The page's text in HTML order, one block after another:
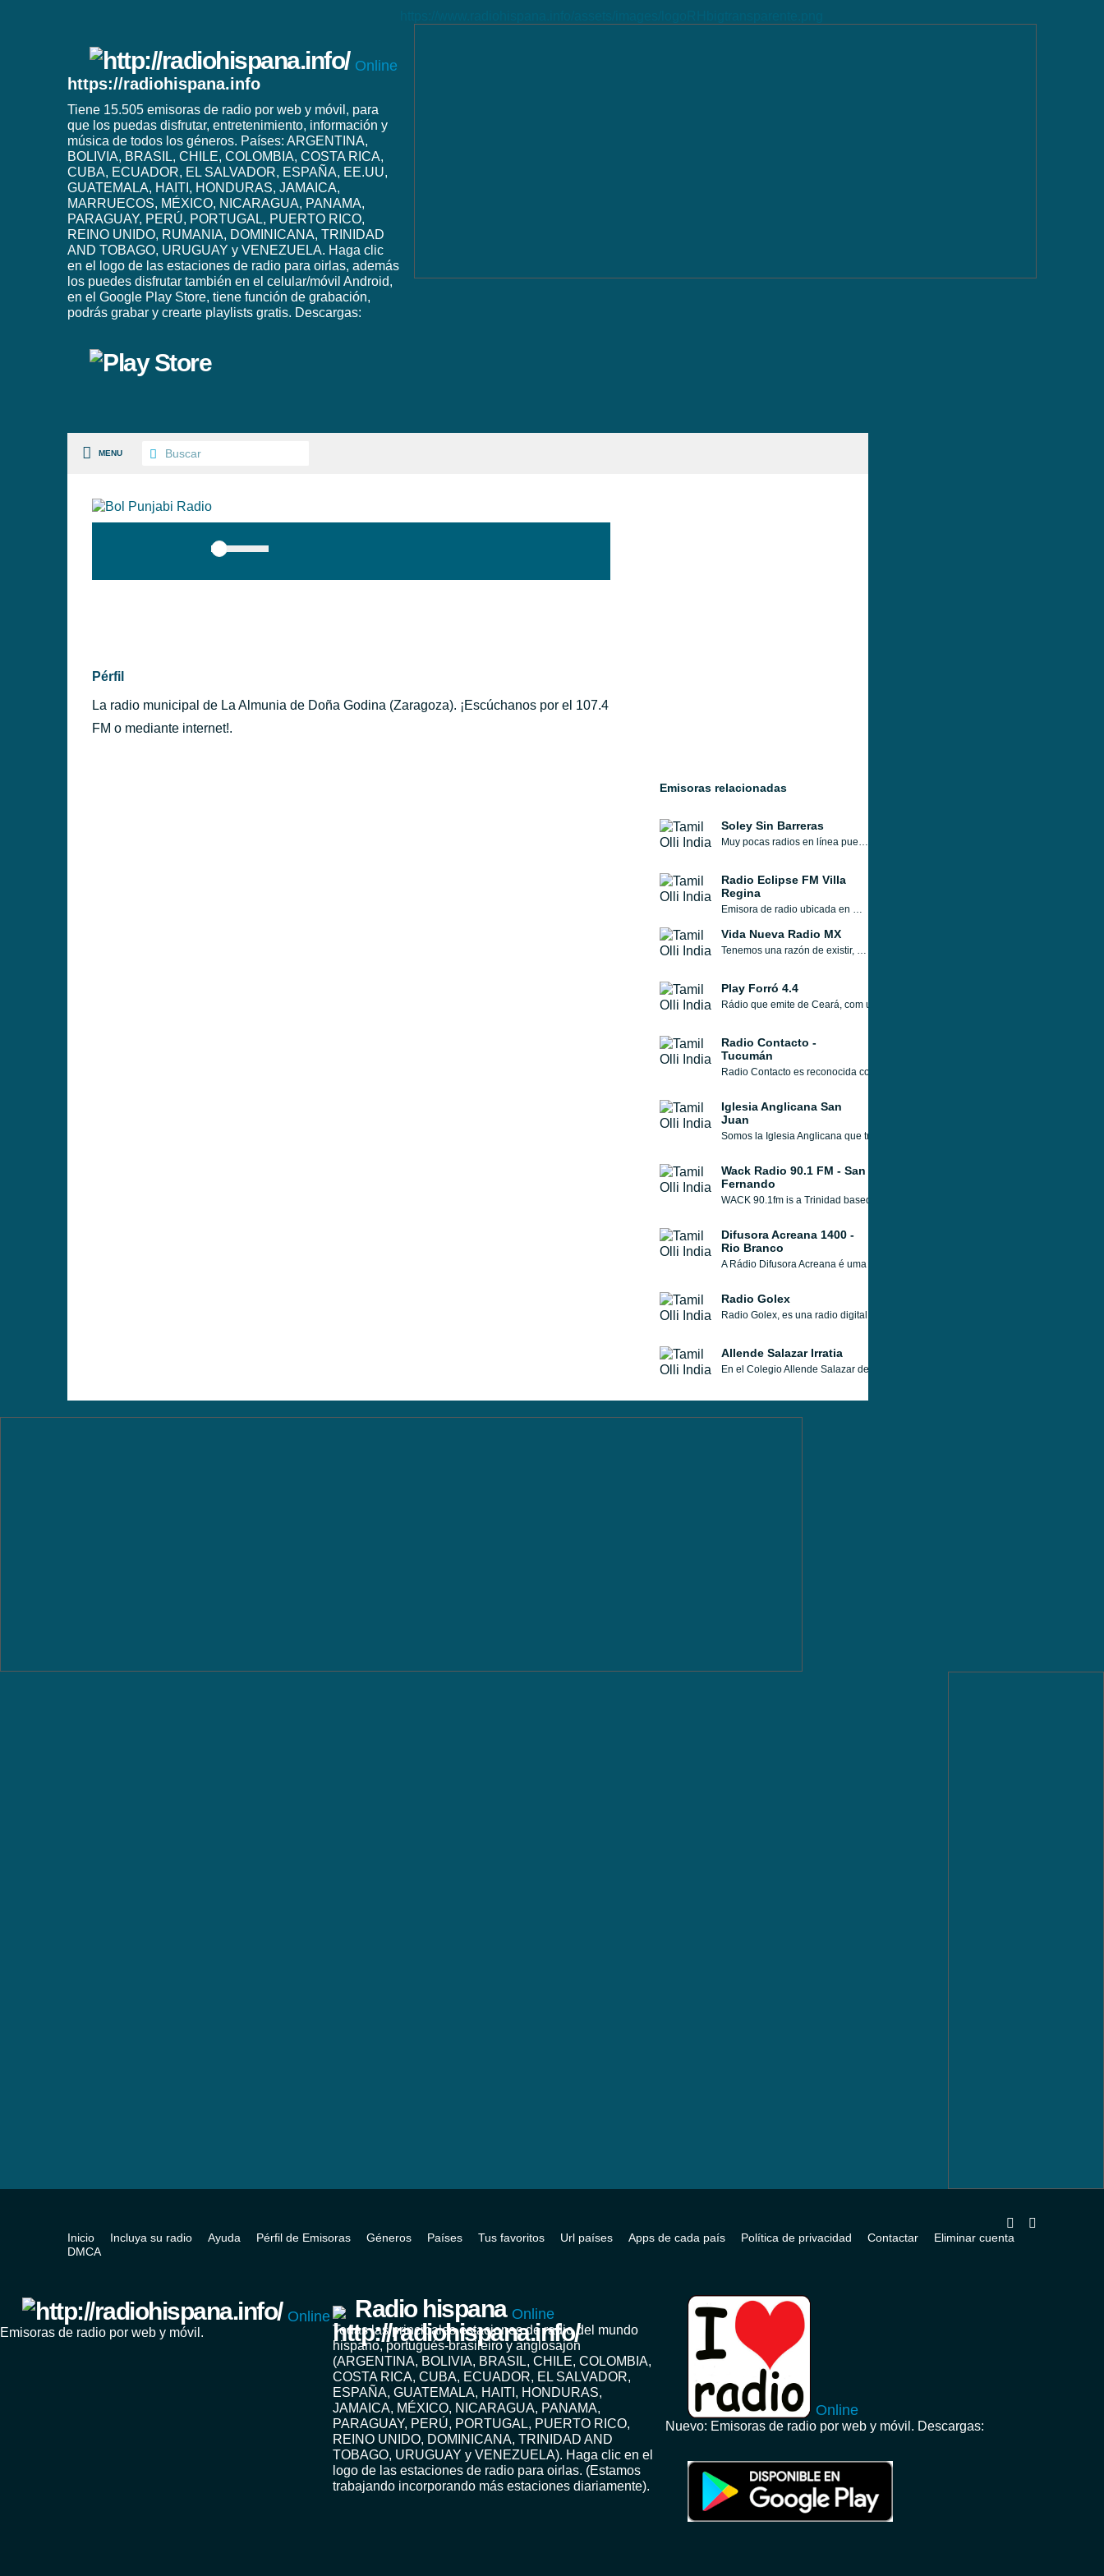
Online
https://radiohispana.info
Tiene 15.505 emisoras de radio por web y móvil, para
que los puedas disfrutar, entretenimiento, información y
música de todos los géneros. Países: ARGENTINA,
BOLIVIA, BRASIL, CHILE, COLOMBIA, COSTA RICA,
CUBA, ECUADOR, EL SALVADOR, ESPAÑA, EE.UU,
GUATEMALA, HAITI, HONDURAS, JAMAICA,
MARRUECOS, MÉXICO, NICARAGUA, PANAMA,
PARAGUAY, PERÚ, PORTUGAL, PUERTO RICO,
REINO UNIDO, RUMANIA, DOMINICANA, TRINIDAD
AND TOBAGO, URUGUAY y VENEZUELA. Haga clic
en el logo de las estaciones de radio para oirlas, además
los puedes disfrutar también en el celular/móvil Android,
en el Google Play Store, tiene función de grabación,
podrás grabar y crearte playlists gratis. Descargas:
MENU
Pérfil
La radio municipal de La Almunia de Doña Godina (Zaragoza). ¡Escúchanos por el 107.4
FM o mediante internet!.
Emisoras relacionadas
Soley Sin Barreras
Muy pocas radios en línea pueden atraer a sus oyentes en el momento en que sus oyentes sintonizan y Soley Sin Barreras es ese tipo de radio que ha ilustrado su horario y estilo de programas de tal manera que cada vez que un oyente sintoniza Soley Sin Barreras atraído por la belleza de la radio y sus programas
Radio Eclipse FM Villa
Regina
Emisora de radio ubicada en Villa Regina, Argentina, ofrece información y entretenimiento, con los mejores éxitos en español de la actualidad..
Vida Nueva Radio MX
Tenemos una razón de existir, ser un canal de bendición para tu vida, Somos una casa radial, somos una familia en Cristo Jesús!!! somos la emisora que #TeAcercaADios
Play Forró 4.4
Rádio que emite de Ceará, com uma programação musical que abrange vários
Radio Contacto -
Tucumán
Radio Contacto es reconocida como una emisora pionera de la radiodifusión
Iglesia Anglicana San
Juan
Somos la Iglesia Anglicana que trabaja expandiendo el Reino de Dios en los cerros
Wack Radio 90.1 FM - San
Fernando
WACK 90.1fm is a Trinidad based total local radio station which WACK 90.1fm is a
Difusora Acreana 1400 -
Rio Branco
A Rádio Difusora Acreana é uma emissora de rádio que está localizada em Rio
Radio Golex
Radio Golex, es una radio digital deportiva de Extremadura, especializada en
Allende Salazar Irratia
En el Colegio Allende Salazar de Gernika-Lumo estamos inmersos en la cadena
Inicio Incluya su radio Ayuda Pérfil de Emisoras Géneros Países Tus favoritos Url países Apps de cada país Política de privacidad Contactar
Eliminar cuenta
DMCA
Online
Emisoras de radio por web y móvil.
Radio hispana Online
Todas las principales estaciones de radio del mundo
hispano, portugués-brasileiro y anglosajon
(ARGENTINA, BOLIVIA, BRASIL, CHILE, COLOMBIA,
COSTA RICA, CUBA, ECUADOR, EL SALVADOR,
ESPAÑA, GUATEMALA, HAITI, HONDURAS,
JAMAICA, MÉXICO, NICARAGUA, PANAMA,
PARAGUAY, PERÚ, PORTUGAL, PUERTO RICO,
REINO UNIDO, DOMINICANA, TRINIDAD AND
TOBAGO, URUGUAY y VENEZUELA). Haga clic en el
logo de las estaciones de radio para oirlas. (Estamos
trabajando incorporando más estaciones diariamente).
Online
Nuevo: Emisoras de radio por web y móvil. Descargas: